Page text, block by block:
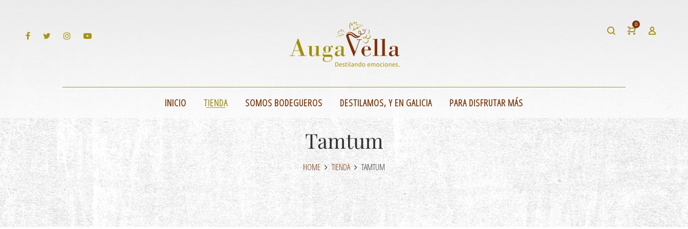
0
INICIO TIENDA SOMOS BODEGUEROS DESTILAMOS, Y EN GALICIA PARA DISFRUTAR MÁS
Tamtum
HOME TIENDA TAMTUM